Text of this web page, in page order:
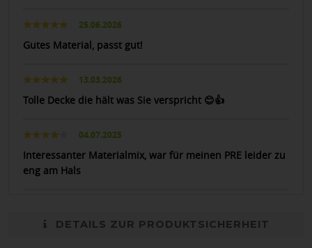
25.06.2026
Gutes Material, passt gut!
13.03.2026
Tolle Decke die hält was Sie verspricht 😊👍
04.07.2025
Interessanter Materialmix, war für meinen PRE leider zu
eng am Hals
DETAILS ZUR PRODUKTSICHERHEIT